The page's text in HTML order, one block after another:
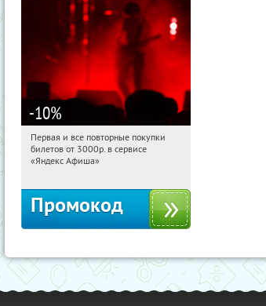
-10%
10:14:00 Получили:
Россия
Первая и все повторные покупки
билетов от 3000р. в сервисе
«Яндекс Афиша»
Промокод